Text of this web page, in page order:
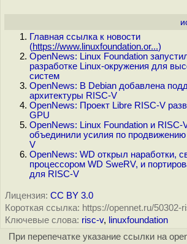
Главная ссылка к новости
(https://www.linuxfoundation.or...)
OpenNews: Linux Foundation
разработке Linux-окружения для
систем
OpenNews: В Debian добавлена
архитектуры RISC-V
OpenNews: Проект Libre RISC-V
GPU
OpenNews: Linux Foundation и RISC-
объединили усилия по
V
OpenNews: WD открыл наработки,
процессором WD SweRV, и
для RISC-V
Лицензия: CC BY 3.0
Короткая ссылка: https://opennet.ru/50302-
Ключевые слова: risc-v, linuxfoundation
При перепечатке указание ссылки на